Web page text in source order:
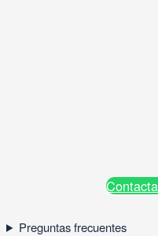
Preguntas frecuentes